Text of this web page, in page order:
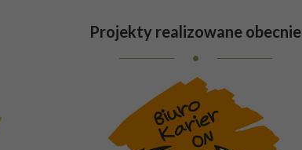
Projekty realizowane obecnie